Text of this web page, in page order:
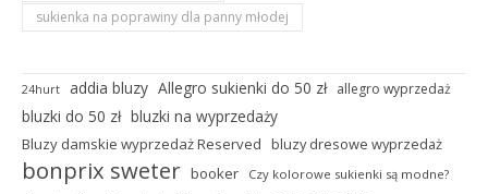
sukienka na poprawiny dla panny młodej
24hurt addia bluzy Allegro sukienki do 50 zł allegro wyprzedaż
bluzki do 50 zł bluzki na wyprzedaży
Bluzy damskie wyprzedaż Reserved bluzy dresowe wyprzedaż
bonprix sweter booker Czy kolorowe sukienki są modne?